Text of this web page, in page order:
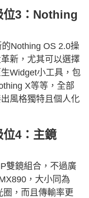
3：Nothing
Nothing OS 2.0操
新，尤其可以選擇
Widget小工具，包
X等等，全部
風格獨特且個人化
4：主鏡
雙鏡組合，不過廣
，大小同為
圈，而且傳輸率更